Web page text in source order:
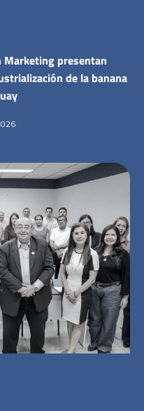
Marketing presentan
de la banana